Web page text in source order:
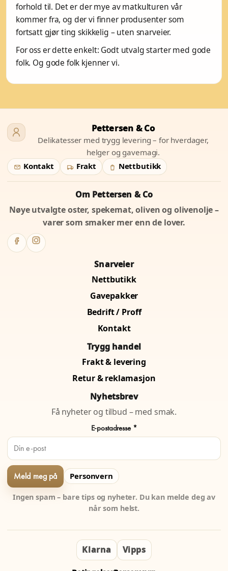
forhold til. Det er der mye av matkulturen vår
kommer fra, og der vi finner produsenter som
fortsatt gjør ting skikkelig – uten snarveier.
For oss er dette enkelt: Godt utvalg starter med gode
folk. Og gode folk kjenner vi.
Pettersen & Co
Delikatesser med trygg levering – for hverdager,
helger og gavemagi.
Kontakt
Frakt Nettbutikk
Om Pettersen & Co
Nøye utvalgte oster, spekemat, oliven og olivenolje –
varer som smaker mer enn de lover.
Snarveier
Nettbutikk
Gavepakker
Bedrift / Proff
Kontakt
Trygg handel
Frakt & levering
Retur & reklamasjon
Nyhetsbrev
Få nyheter og tilbud – med smak.
E-postadresse *
Personvern
Ingen spam – bare tips og nyheter. Du kan melde deg av
når som helst.
Klarna Vipps